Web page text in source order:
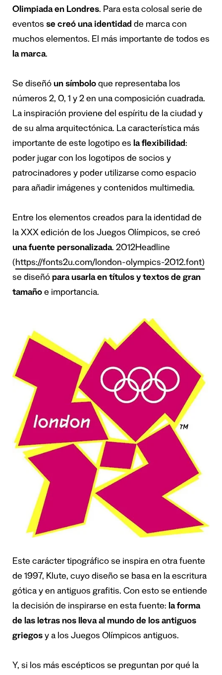
Olimpiada en Londres. Para esta colosal serie de
eventos se creó una identidad de marca con
muchos elementos. El más importante de todos es
la marca.
Se diseñó un símbolo que representaba los
números 2, 0, 1 y 2 en una composición cuadrada.
La inspiración proviene del espíritu de la ciudad y
de su alma arquitectónica. La característica más
importante de este logotipo es la flexibilidad:
poder jugar con los logotipos de socios y
patrocinadores y poder utilizarse como espacio
para añadir imágenes y contenidos multimedia.
Entre los elementos creados para la identidad de
la XXX edición de los Juegos Olímpicos, se creó
una fuente personalizada. 2012Headline
(https://fonts2u.com/london-olympics-2012.font)
se diseñó para usarla en títulos y textos de gran
tamaño e importancia.
Este carácter tipográfico se inspira en otra fuente
de 1997, Klute, cuyo diseño se basa en la escritura
gótica y en antiguos grafitis. Con esto se entiende
la decisión de inspirarse en esta fuente: la forma
de las letras nos lleva al mundo de los antiguos
griegos y a los Juegos Olímpicos antiguos.
Y, si los más escépticos se preguntan por qué la